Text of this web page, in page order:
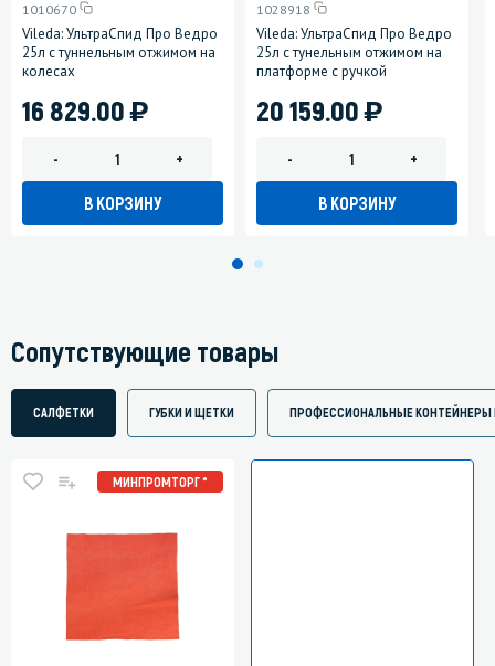
1010670
Vileda: УльтраСпид Про Ведро
25л с туннельным отжимом на
колесах
16 829.00)
- +
В КОРЗИНУ
1028918
Vileda: УльтраСпид Про Ведро
25л с тунельным отжимом на
платформе с ручкой
20 159.00)
- +
В КОРЗИНУ
Сопутствующие товары
САЛФЕТКИ ГУБКИ И ЩЕТКИ ПРОФЕССИОНАЛЬНЫЕ КОНТЕЙНЕРЫ
МИНПРОМТОРГ *